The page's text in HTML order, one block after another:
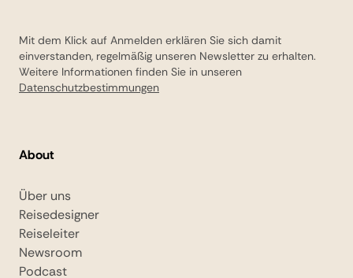
Mit dem Klick auf Anmelden erklären Sie sich damit
einverstanden, regelmäßig unseren Newsletter zu erhalten.
Weitere Informationen finden Sie in unseren
Datenschutzbestimmungen
About
Über uns
Reisedesigner
Reiseleiter
Newsroom
Podcast